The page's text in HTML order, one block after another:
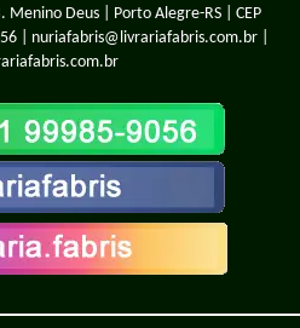
Menino Deus | Porto Alegre-RS | CEP
| nuriafabris@livrariafabris.com.br |